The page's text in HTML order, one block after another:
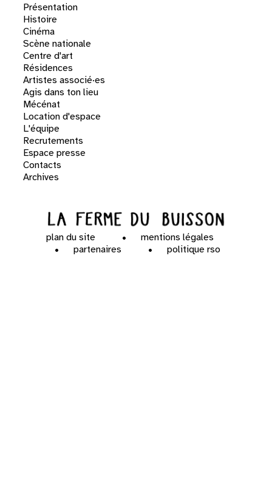
Présentation
Histoire
Cinéma
Scène nationale
Centre d'art
Résidences
Artistes associé·es
Agis dans ton lieu
Mécénat
Location d'espace
L'équipe
Recrutements
Espace presse
Contacts
Archives
plan du site
mentions légales
partenaires
politique rso